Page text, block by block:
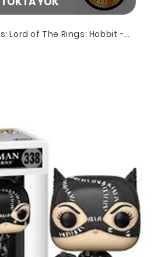
Lord of The Rings: Hobbit -